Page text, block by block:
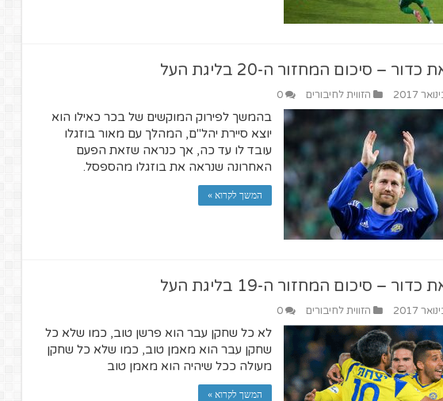
– סיכום המחזור ה-20 בליגת העל
הזווית לחיבורים 0
בהמשך לפירוק המוקשים של בכר כאילו הוא
יוצא סיירת יהל"ם, המהלך עם מאור בוזגלו
עובד לו עד כה, אך כנראה שזאת הפעם
האחרונה שנראה את בוזגלו מהספסל.
המשך לקרוא »
– סיכום המחזור ה-19 בליגת העל
הזווית לחיבורים 0
לא כל שחקן עבר הוא פרשן טוב, כמו שלא כל
שחקן עבר הוא מאמן טוב, כמו שלא כל שחקן
מעולה ככל שיהיה הוא מאמן טוב
המשך לקרוא »